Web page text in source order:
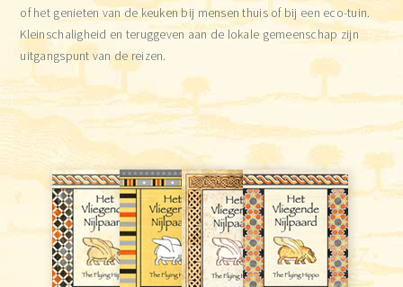
of het genieten van de keuken bij mensen thuis of bij een eco-tuin.
Kleinschaligheid en teruggeven aan de lokale gemeenschap zijn
uitgangspunt van de reizen.